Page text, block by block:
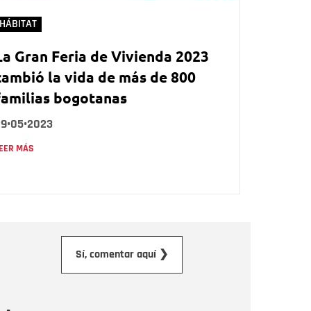
HÁBITAT
Gran Feria de Vivienda 2023
la vida de más de 800
bogotanas
MÁS
Sí, comentar aquí ❯